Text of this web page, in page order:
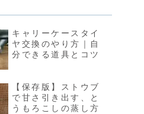
キャリーケースタイ
ヤ交換のやり方｜自
分できる道具とコツ
【保存版】ストウブ
で甘さ引き出す、と
うもろこしの蒸し方